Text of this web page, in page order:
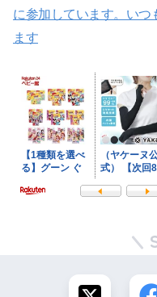
に参加しています。いつ
ます